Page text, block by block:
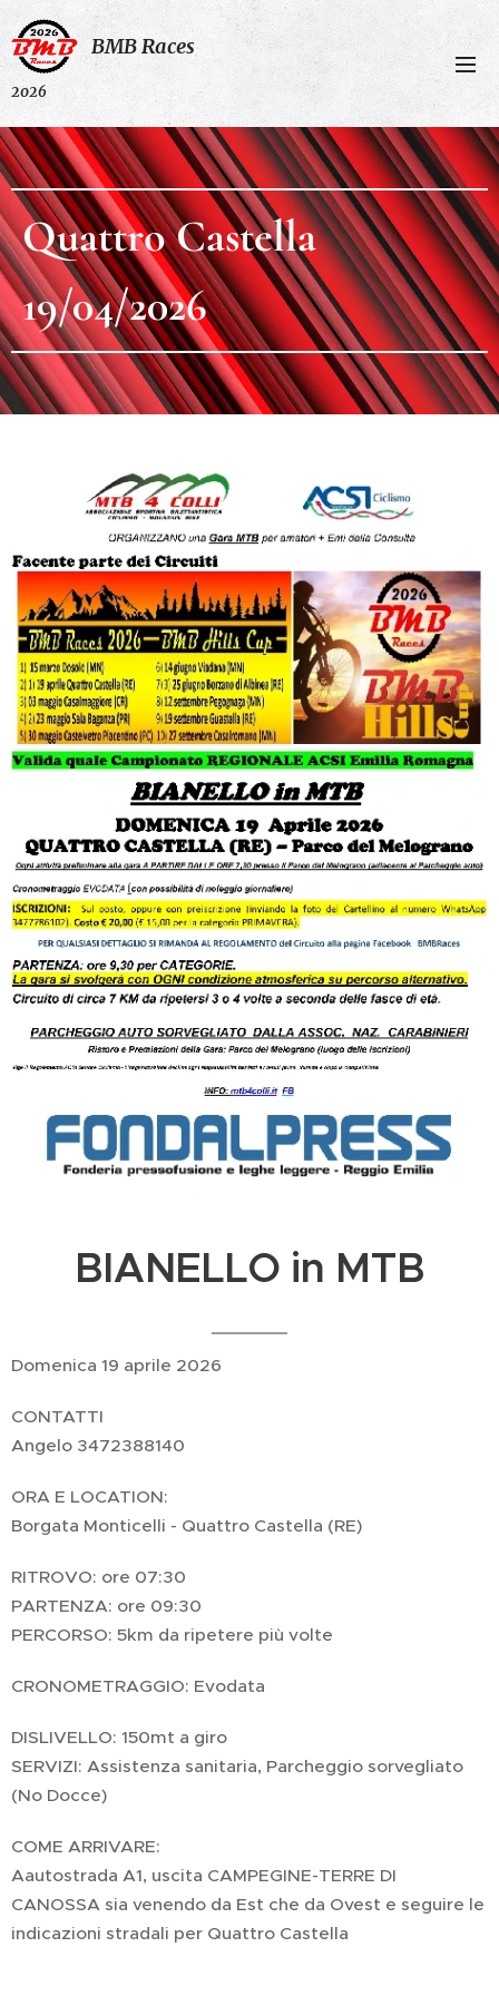
BMB Races
2026
Quattro Castella
19/04/2026
BIANELLO in MTB
Domenica 19 aprile 2026
CONTATTI
Angelo 3472388140
ORA E LOCATION:
Borgata Monticelli - Quattro Castella (RE)
RITROVO: ore 07:30
PARTENZA: ore 09:30
PERCORSO: 5km da ripetere più volte
CRONOMETRAGGIO: Evodata
DISLIVELLO: 150mt a giro
SERVIZI: Assistenza sanitaria, Parcheggio sorvegliato
(No Docce)
COME ARRIVARE:
Aautostrada A1, uscita CAMPEGINE-TERRE DI
CANOSSA sia venendo da Est che da Ovest e seguire le
indicazioni stradali per Quattro Castella